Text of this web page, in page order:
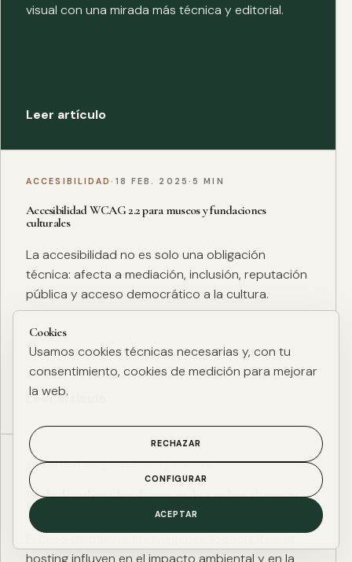
visual con una mirada más técnica y editorial.
Leer artículo
ACCESIBILIDAD · 18 FEB. 2025 · 5 MIN
Accesibilidad WCAG 2.2 para museos y fundaciones
culturales
La accesibilidad no es solo una obligación
técnica: afecta a mediación, inclusión, reputación
pública y acceso democrático a la cultura.
Leer artículo
ESG DIGITAL·27 ENE. 2025·4 MIN
Huella de carbono digital: cómo medir y reducir el impacto
ESG de una web
El peso de página, las imágenes, los scripts y el
hosting influyen en el impacto ambiental y en la
Cookies
Usamos cookies técnicas necesarias y, con tu
consentimiento, cookies de medición para mejorar
la web.
RECHAZAR
CONFIGURAR
ACEPTAR